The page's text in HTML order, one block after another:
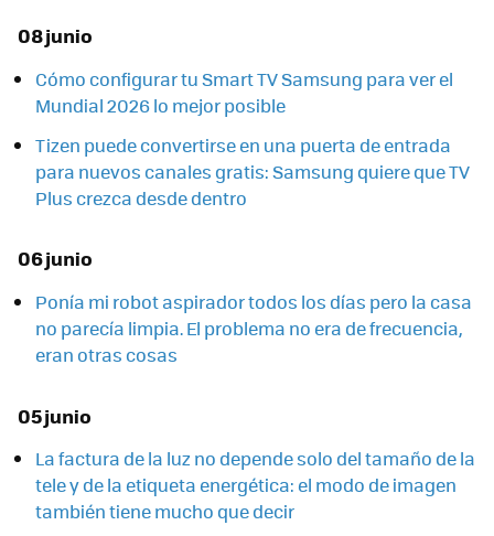
08 junio
Cómo configurar tu Smart TV Samsung para ver el
Mundial 2026 lo mejor posible
Tizen puede convertirse en una puerta de entrada
para nuevos canales gratis: Samsung quiere que TV
Plus crezca desde dentro
06 junio
Ponía mi robot aspirador todos los días pero la casa
no parecía limpia. El problema no era de frecuencia,
eran otras cosas
05 junio
La factura de la luz no depende solo del tamaño de la
tele y de la etiqueta energética: el modo de imagen
también tiene mucho que decir